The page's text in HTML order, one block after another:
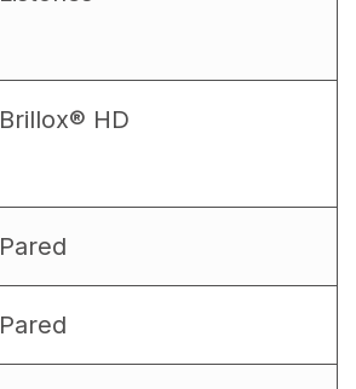
Brillox® HD
Pared
Pared